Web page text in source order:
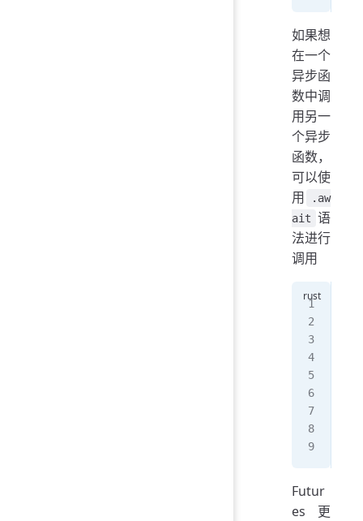
如果想
在一个
异步函
数中调
用另一
个异步
函数，
可以使
用
.aw
ait 语
法进行
调用
Futur
es 更